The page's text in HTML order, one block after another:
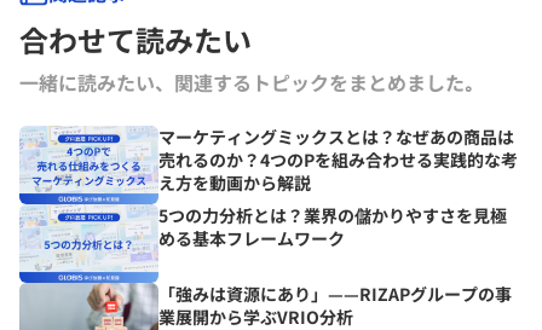
合わせて読みたい
一緒に読みたい、関連するトピックをまとめました｡
マーケティングミックスとは？なぜあの商品は
売れるのか？4つのPを組み合わせる実践的な考
え方を動画から解説
5つの力分析とは？業界の儲かりやすさを見極
める基本フレームワーク
「強みは資源にあり」——RIZAPグループの事
業展開から学ぶVRIO分析